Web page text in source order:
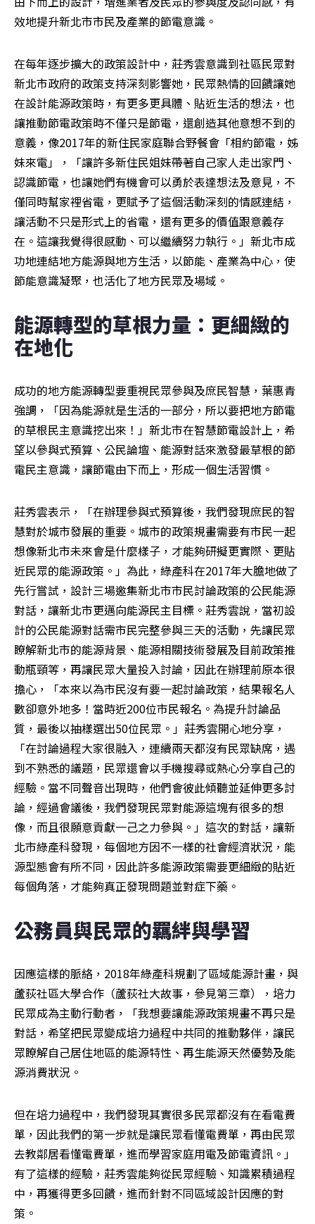
效地提升新北市市民及產業的節電意識。
在每年逐步擴大的政策設計中，莊秀雲意識到社區民眾對
新北市政府的政策支持深刻影響她，民眾熱情的回饋讓她
在設計能源政策時，有更多更具體、貼近生活的想法，也
讓推動節電政策時不僅只是節電，還創造其他意想不到的
意義，像2017年的新住民家庭聯合野餐會「相約節電，姊
妹來電」，「讓許多新住民姐妹帶著自己家人走出家門、
認識節電，也讓她們有機會可以勇於表達想法及意見，不
僅同時幫家裡省電，更賦予了這個活動深刻的情感連結，
讓活動不只是形式上的省電，還有更多的價值跟意義存
在。這讓我覺得很感動、可以繼續努力執行。」新北市成
功地連結地方能源與地方生活，以節能、產業為中心，使
節能意識凝聚，也活化了地方民眾及場域。
能源轉型的草根力量：更細緻的
在地化
成功的地方能源轉型要重視民眾參與及庶民智慧，葉惠青
強調，「因為能源就是生活的一部分，所以要把地方節電
的草根民主意識挖出來！」新北市在智慧節電設計上，希
望以參與式預算、公民論壇、能源對話來激發最草根的節
電民主意識，讓節電由下而上，形成一個生活習慣。
莊秀雲表示，「在辦理參與式預算後，我們發現庶民的智
慧對於城市發展的重要。城市的政策規畫需要有市民一起
想像新北市未來會是什麼樣子，才能夠研擬更實際、更貼
近民眾的能源政策。」為此，綠產科在2017年大膽地做了
先行嘗試，設計三場邀集新北市市民討論政策的公民能源
對話，讓新北市更邁向能源民主目標。莊秀雲說，當初設
計的公民能源對話需市民完整參與三天的活動，先讓民眾
瞭解新北市的能源背景、能源相關技術發展及目前政策推
動瓶頸等，再讓民眾大量投入討論，因此在辦理前原本很
擔心，「本來以為市民沒有要一起討論政策，結果報名人
數卻意外地多！當時近200位市民報名。為提升討論品
質，最後以抽樣選出50位民眾。」莊秀雲開心地分享，
「在討論過程大家很融入，連續兩天都沒有民眾缺席，遇
到不熟悉的議題，民眾還會以手機搜尋或熱心分享自己的
經驗。當不同聲音出現時，他們會彼此傾聽並延伸更多討
論，經過會議後，我們發現民眾對能源這塊有很多的想
像，而且很願意貢獻一己之力參與。」這次的對話，讓新
北市綠產科發現，每個地方因不一樣的社會經濟狀況，能
源型態會有所不同，因此許多能源政策需要更細緻的貼近
每個角落，才能夠真正發現問題並對症下藥。
公務員與民眾的羈絆與學習
因應這樣的脈絡，2018年綠產科規劃了區域能源計畫，與
蘆荻社區大學合作（蘆荻社大故事，參見第三章），培力
民眾成為主動行動者，「我想要讓能源政策規畫不再只是
對話，希望把民眾變成培力過程中共同的推動夥伴，讓民
眾瞭解自己居住地區的能源特性、再生能源天然優勢及能
源消費狀況。
但在培力過程中，我們發現其實很多民眾都沒有在看電費
單，因此我們的第一步就是讓民眾看懂電費單，再由民眾
去教鄰居看懂電費單，進而學習家庭用電及節電資訊。」
有了這樣的經驗，莊秀雲能夠從民眾經驗、知識累積過程
中，再獲得更多回饋，進而針對不同區域設計因應的對
策。